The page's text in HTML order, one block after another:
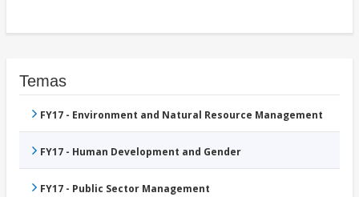
Temas
FY17 - Environment and Natural Resource Management
FY17 - Human Development and Gender
FY17 - Public Sector Management